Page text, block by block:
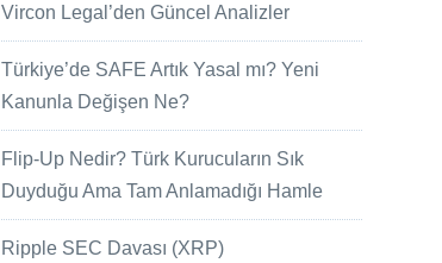
Vircon Legal’den Güncel Analizler
Türkiye’de SAFE Artık Yasal mı? Yeni
Kanunla Değişen Ne?
Flip-Up Nedir? Türk Kurucuların Sık
Duyduğu Ama Tam Anlamadığı Hamle
Ripple SEC Davası (XRP)